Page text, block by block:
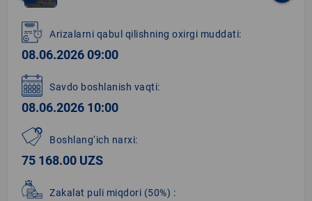
1
of
1
Arizalarni qabul qilishning oxirgi muddati:
08.06.2026 09:00
Savdo boshlanish vaqti:
08.06.2026 10:00
Boshlang‘ich narxi:
75 168.00 UZS
Zakalat puli miqdori (50%) :